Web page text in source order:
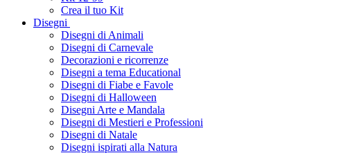
Crea il tuo Kit
Disegni
Disegni di Animali
Disegni di Carnevale
Decorazioni e ricorrenze
Disegni a tema Educational
Disegni di Fiabe e Favole
Disegni di Halloween
Disegni Arte e Mandala
Disegni di Mestieri e Professioni
Disegni di Natale
Disegni ispirati alla Natura